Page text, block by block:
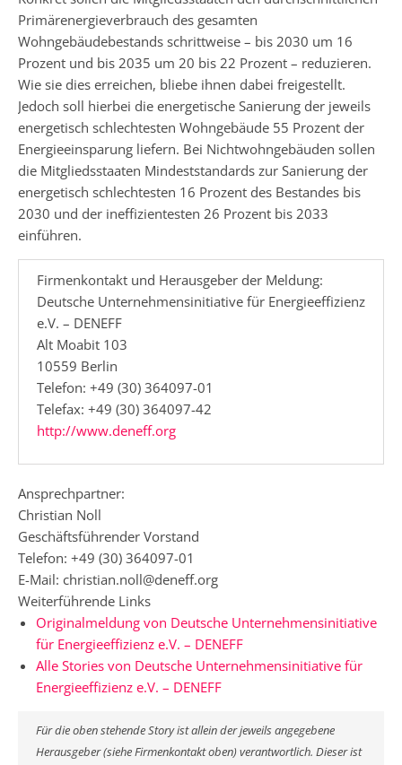
Primärenergieverbrauch des gesamten
Wohngebäudebestands schrittweise – bis 2030 um 16
Prozent und bis 2035 um 20 bis 22 Prozent – reduzieren.
Wie sie dies erreichen, bliebe ihnen dabei freigestellt.
Jedoch soll hierbei die energetische Sanierung der jeweils
energetisch schlechtesten Wohngebäude 55 Prozent der
Energieeinsparung liefern. Bei Nichtwohngebäuden sollen
die Mitgliedsstaaten Mindeststandards zur Sanierung der
energetisch schlechtesten 16 Prozent des Bestandes bis
2030 und der ineffizientesten 26 Prozent bis 2033
einführen.
Firmenkontakt und Herausgeber der Meldung:
Deutsche Unternehmensinitiative für Energieeffizienz
e.V. – DENEFF
Alt Moabit 103
10559 Berlin
Telefon: +49 (30) 364097-01
Telefax: +49 (30) 364097-42
http://www.deneff.org
Ansprechpartner:
Christian Noll
Geschäftsführender Vorstand
Telefon: +49 (30) 364097-01
E-Mail: christian.noll@deneff.org
Weiterführende Links
Originalmeldung von Deutsche Unternehmensinitiative
für Energieeffizienz e.V. – DENEFF
Alle Stories von Deutsche Unternehmensinitiative für
Energieeffizienz e.V. – DENEFF
Für die oben stehende Story ist allein der jeweils angegebene
Herausgeber (siehe Firmenkontakt oben) verantwortlich. Dieser ist